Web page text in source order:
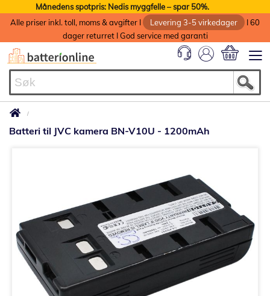
Månedens spotpris: Nedis myggfelle – spar 50%.
Alle priser inkl. toll, moms & avgifter I
Levering 3-5 virkedager
I 60
dager returret I God service med garanti
Batteri til JVC kamera BN-V10U - 1200mAh